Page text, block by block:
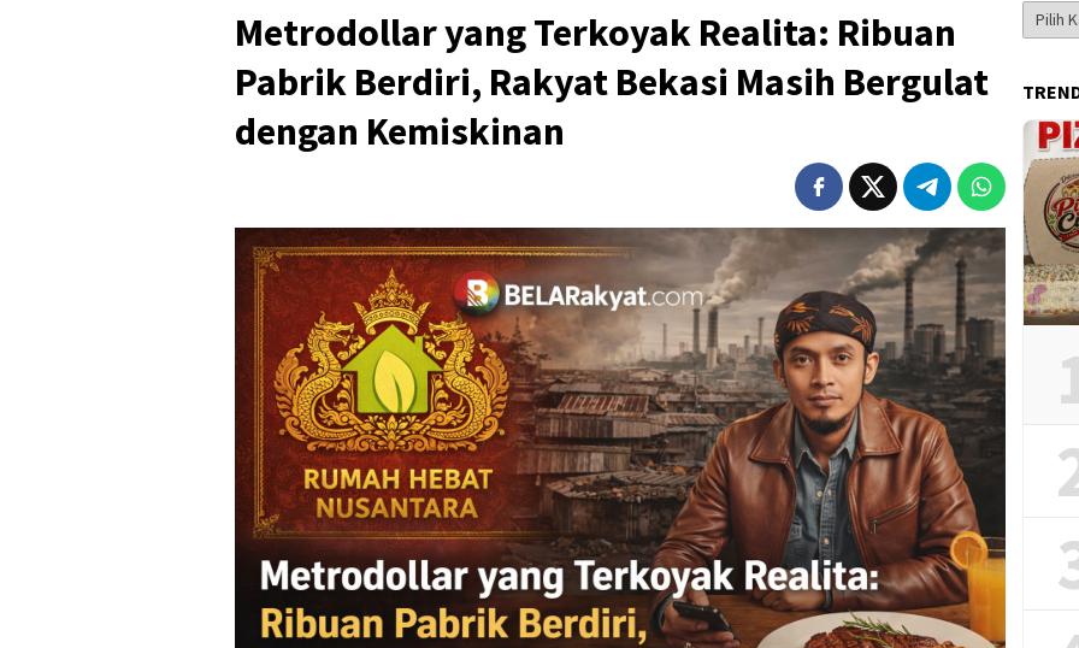
Metrodollar yang Terkoyak Realita: Ribuan
Pabrik Berdiri, Rakyat Bekasi Masih Bergulat
dengan Kemiskinan
Berita